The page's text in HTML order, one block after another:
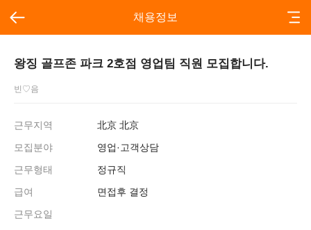
채용정보
왕징 골프존 파크 2호점 영업팀 직원 모집합니다.
빈♡음
근무지역
北京 北京
모집분야
영업·고객상담
근무형태
정규직
급여
면접후 결정
근무요일